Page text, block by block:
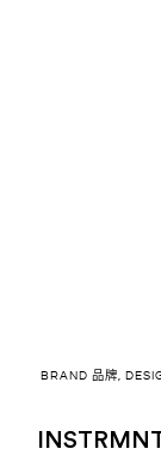
BRAND 品牌